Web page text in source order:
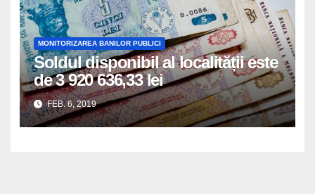
MONITORIZAREA BANILOR PUBLICI
Soldul disponibil al localității este
de 3 920 636,33 lei
FEB. 6, 2019